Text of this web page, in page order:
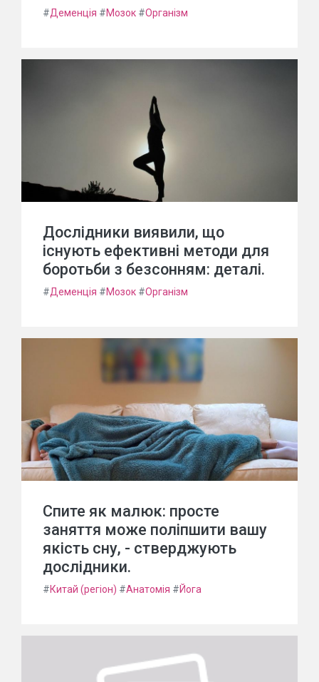
#Деменція #Мозок #Організм
Дослідники виявили, що
існують ефективні методи для
боротьби з безсонням: деталі.
#Деменція #Мозок #Організм
Спите як малюк: просте
заняття може поліпшити вашу
якість сну, - стверджують
дослідники.
#Китай (регіон) #Анатомія #Йога